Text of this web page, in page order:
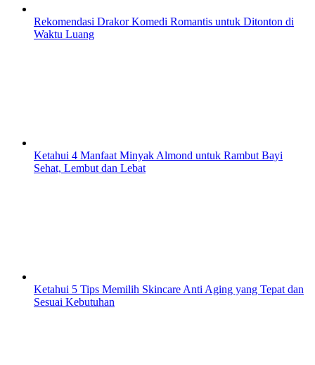
Rekomendasi Drakor Komedi Romantis untuk Ditonton di
Waktu Luang
Ketahui 4 Manfaat Minyak Almond untuk Rambut Bayi
Sehat, Lembut dan Lebat
Ketahui 5 Tips Memilih Skincare Anti Aging yang Tepat dan
Sesuai Kebutuhan